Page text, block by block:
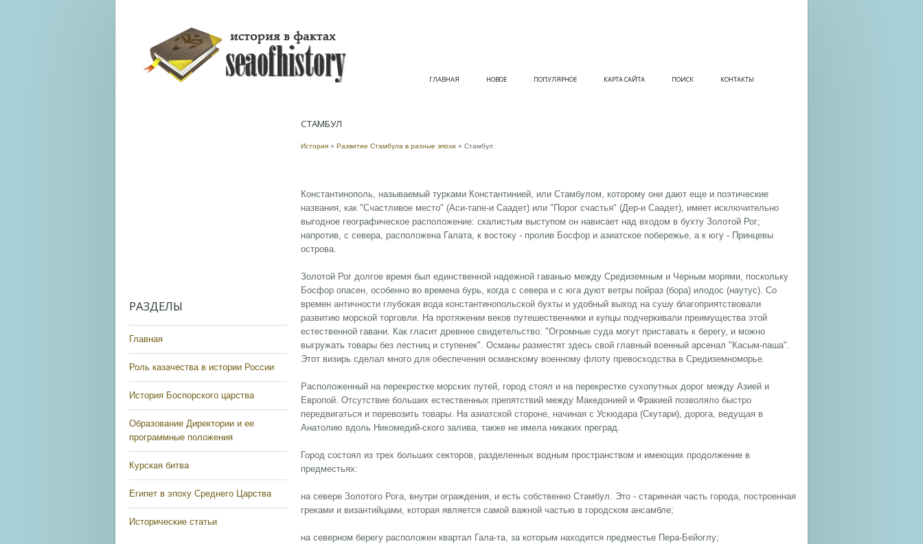
ГЛАВНАЯ НОВОЕ ПОПУЛЯРНОЕ КАРТА САЙТА ПОИСК КОНТАКТЫ
РАЗДЕЛЫ
Главная
Роль казачества в истории России
История Боспорского царства
Образование Директории и ее
программные положения
Курская битва
Египет в эпоху Среднего Царства
Исторические статьи
СТАМБУЛ
История » Развитие Стамбула в разные эпохи » Стамбул
Константинополь, называемый турками Константинией, или Стамбулом, которому они дают еще и поэтические
названия, как "Счастливое место" (Аси-тапе-и Саадет) или "Порог счастья" (Дер-и Саадет), имеет исключительно
выгодное географическое расположение: скалистым выступом он нависает над входом в бухту Золотой Рог;
напротив, с севера, расположена Галата, к востоку - пролив Босфор и азиатское побережье, а к югу - Принцевы
острова.
Золотой Рог долгое время был единственной надежной гаванью между Средиземным и Черным морями, поскольку
Босфор опасен, особенно во времена бурь, когда с севера и с юга дуют ветры пойраз (бора) илодос (наутус). Со
времен античности глубокая вода константинопольской бухты и удобный выход на сушу благоприятствовали
развитию морской торговли. На протяжении веков путешественники и купцы подчеркивали преимущества этой
естественной гавани. Как гласит древнее свидетельство: "Огромные суда могут приставать к берегу, и можно
выгружать товары без лестниц и ступенек". Османы разместят здесь свой главный военный арсенал "Касым-паша".
Этот визирь сделал много для обеспечения османскому военному флоту превосходства в Средиземноморье.
Расположенный на перекрестке морских путей, город стоял и на перекрестке сухопутных дорог между Азией и
Европой. Отсутствие больших естественных препятствий между Македонией и Фракией позволяло быстро
передвигаться и перевозить товары. На азиатской стороне, начиная с Ускюдара (Скутари), дорога, ведущая в
Анатолию вдоль Никомедий-ского залива, также не имела никаких преград.
Город состоял из трех больших секторов, разделенных водным пространством и имеющих продолжение в
предместьях:
на севере Золотого Рога, внутри ограждения, и есть собственно Стамбул. Это - старинная часть города, построенная
греками и византийцами, которая является самой важной частью в городском ансамбле;
на северном берегу расположен квартал Гала-та, за которым находится предместье Пера-Бейоглу;